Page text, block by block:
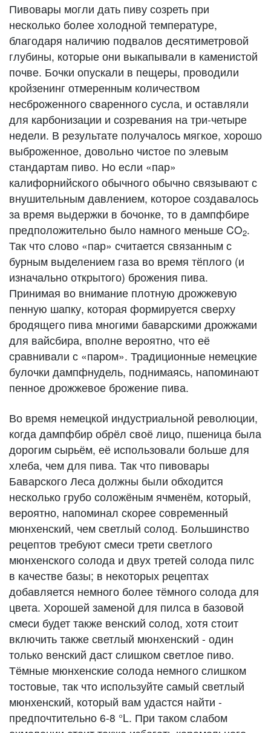
Пивовары могли дать пиву созреть при
несколько более холодной температуре,
благодаря наличию подвалов десятиметровой
глубины, которые они выкапывали в каменистой
почве. Бочки опускали в пещеры, проводили
кройзенинг отмеренным количеством
несброженного сваренного сусла, и оставляли
для карбонизации и созревания на три-четыре
недели. В результате получалось мягкое, хорошо
выброженное, довольно чистое по элевым
стандартам пиво. Но если «пар»
калифорнийского обычного обычно связывают с
внушительным давлением, которое создавалось
за время выдержки в бочонке, то в дампфбире
предположительно было намного меньше CO2.
Так что слово «пар» считается связанным с
бурным выделением газа во время тёплого (и
изначально открытого) брожения пива.
Принимая во внимание плотную дрожжевую
пенную шапку, которая формируется сверху
бродящего пива многими баварскими дрожжами
для вайсбира, вполне вероятно, что её
сравнивали с «паром». Традиционные немецкие
булочки дампфнудель, поднимаясь, напоминают
пенное дрожжевое брожение пива.
Во время немецкой индустриальной революции,
когда дампфбир обрёл своё лицо, пшеница была
дорогим сырьём, её использовали больше для
хлеба, чем для пива. Так что пивовары
Баварского Леса должны были обходится
несколько грубо соложёным ячменём, который,
вероятно, напоминал скорее современный
мюнхенский, чем светлый солод. Большинство
рецептов требуют смеси трети светлого
мюнхенского солода и двух третей солода пилс
в качестве базы; в некоторых рецептах
добавляется немного более тёмного солода для
цвета. Хорошей заменой для пилса в базовой
смеси будет также венский солод, хотя стоит
включить также светлый мюнхенский - один
только венский даст слишком светлое пиво.
Тёмные мюнхенские солода немного слишком
тостовые, так что используйте самый светлый
мюнхенский, который вам удастся найти -
предпочтительно 6-8 °L. При таком слабом